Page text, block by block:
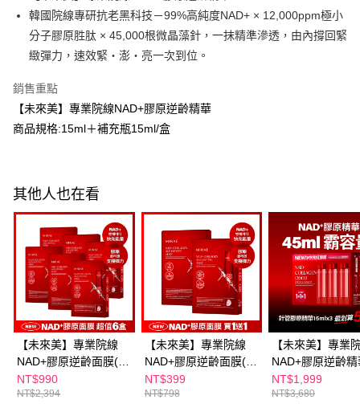
３．收到繳費通知簡訊後14天內，點擊此簡訊中的連結，可透過四大超商／
ATM／網路銀行／等多元方式進行付款，方視為交易完成。
購買商品的店家。未經商家同意取消之訂單仍視為有效，需透過AFTEE先享
※ 交易是否成功請以「AFTEE先享後付 」之結帳頁面顯示為準，若有關於
是否繳費成功／繳費後需取消欲退款等相關疑問，請聯繫「AFTEE先享後付
客戶支援中心」 https://netprotections.freshdesk.com/support/home
權轉讓予恩沛科技股份有限公司。
２．關於個人資料處理事宜，請瀏覽以下網址：
https://aftee.tw/terms/#terms3
３．未成年的使用者請事先徵得法定代理人或監護人之同意方可使用
「AFTEE先享後付」，若未經同意申辦者引起之損失，本公司不負相關責
任。
４．使用「AFTEE先享後付」時，將依據個別帳號之用戶狀況，依本公司即
時審查核予不同之上限額度；若仍有額度不足之情形，本公司將視審查結果
請求用戶進行身份認證。
５．嚴禁一人註冊多個帳號或使用他人資訊註冊。若發現惡意使用之情形，
恩沛科技股份有限公司將有權停止該用戶之使用額度並採取法律行動。
每筆NT$100，滿NT$600(含以上)免運費
萊爾富取貨付款
每筆NT$100，滿NT$600(含以上)免運費
付款後萊爾富取貨
每筆NT$100，滿NT$600(含以上)免運費
付款後7-11取貨
每筆NT$100，滿NT$600(含以上)免運費
每筆NT$100，滿NT$600(含以上)免運費
離島配送
每筆NT$150，滿NT$1,500(含以上)免運費
海外配送 查看運費
海外配送(澳門) 查看運費
韓國院線專研抗老黑科技－99%高純度NAD+ × 12,000ppm極小
分子膠原胜肽 × 45,000根微晶藻針，一抹精準滲透，由內撐回緊
緻彈力，速效緊・澎・亮一次到位。
銷售重點
【未來美】專業院線NAD+膠原逆齡精華
商品規格:15ml＋補充瓶15ml/盒
其他人也在看
【未來美】專業院線
NAD+膠原逆齡面膜(3
片/盒) x6盒
NT$990
NT$2,394
【未來美】專業院線
NAD+膠原逆齡面膜(3
片/盒) 買1送1
NT$399
NT$798
【未來美】專業
NAD+膠原逆齡
充包 (3件/盒)
NT$1,999
NT$3,680